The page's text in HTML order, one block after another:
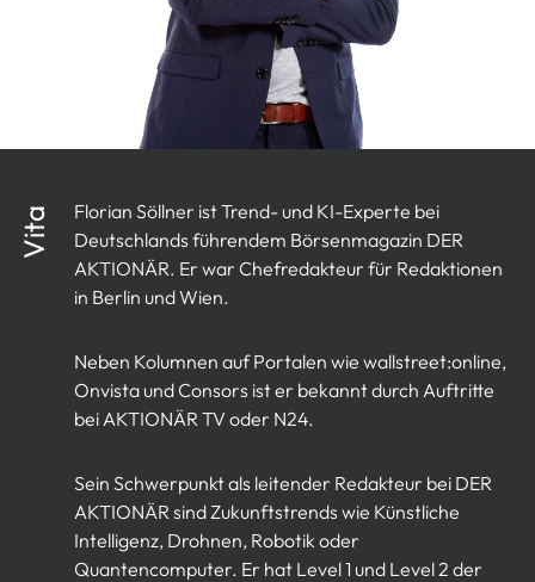
Vita
Florian Söllner ist Trend- und KI-Experte bei
Deutschlands führendem Börsenmagazin DER
AKTIONÄR. Er war Chefredakteur für Redaktionen
in Berlin und Wien.
Neben Kolumnen auf Portalen wie wallstreet:online,
Onvista und Consors ist er bekannt durch Auftritte
bei AKTIONÄR TV oder N24.
Sein Schwerpunkt als leitender Redakteur bei DER
AKTIONÄR sind Zukunftstrends wie Künstliche
Intelligenz, Drohnen, Robotik oder
Quantencomputer. Er hat Level 1 und Level 2 der